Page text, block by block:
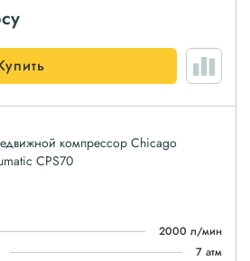
компрессор Chicago
CPS70
2000 л/мин
7 атм